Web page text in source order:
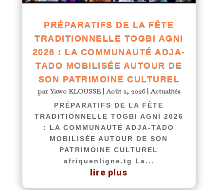
PRÉPARATIFS DE LA FÊTE
TRADITIONNELLE TOGBI AGNI
2026 : LA COMMUNAUTÉ ADJA-
TADO MOBILISÉE AUTOUR DE
SON PATRIMOINE CULTUREL
parYawo KLOUSSE|Août 2, 2026|Actualités
PRÉPARATIFS DE LA FÊTE
TRADITIONNELLE TOGBI AGNI 2026
: LA COMMUNAUTÉ ADJA-TADO
MOBILISÉE AUTOUR DE SON
PATRIMOINE CULTUREL
afriquenligne.tg La...
lire plus